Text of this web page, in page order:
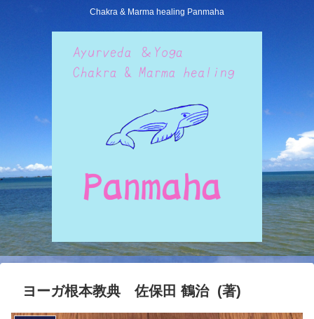
Chakra & Marma healing Panmaha
ヨーガ根本教典 佐保田 鶴治 (著)